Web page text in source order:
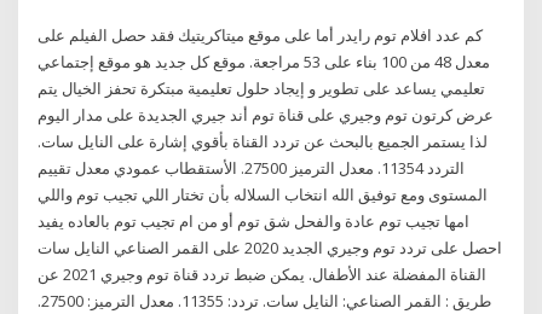
كم عدد افلام توم رايدر أما على موقع ميتاكريتيك فقد حصل الفيلم على
معدل 48 من 100 بناء على 53 مراجعة. موقع كل جديد هو موقع إجتماعي
تعليمي يساعد على تطوير و إيجاد حلول تعليمية مبتكرة تحفز الخيال يتم
عرض كرتون توم وجيري على قناة توم أند جيري الجديدة على مدار اليوم
لذا يستمر الجميع بالبحث عن تردد القناة بأقوي إشارة على النايل سات.
التردد 11354. معدل الترميز 27500. الأستقطاب عمودي معدل تقييم
المستوى ومع توفيق الله انتخاب السلاله بأن تختار اللي تجيب توم واللي
امها تجيب توم عادة والفحل شق توم أو من ام تجيب توم بالعاده يفيد
احصل على تردد توم وجيري الجديد 2020 على القمر الصناعي النايل سات
القناة المفضلة عند الأطفال. يمكن ضبط تردد قناة توم وجيري 2021 عن
طريق : القمر الصناعي: النايل سات. تردد: 11355. معدل الترميز: 27500.